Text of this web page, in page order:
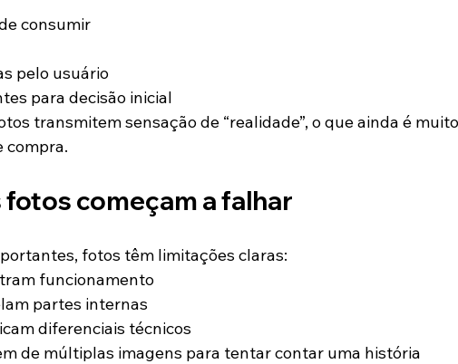
consumir
pelo usuário
para decisão inicial
transmitem sensação de “realidade”, o que ainda é
compra.
fotos começam a falhar
fotos têm limitações claras:
funcionamento
partes internas
diferenciais técnicos
de múltiplas imagens para tentar contar uma história